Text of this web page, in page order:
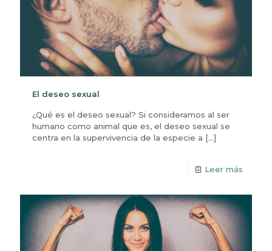
El deseo sexual
¿Qué es el deseo sexual? Si consideramos al ser
humano como animal que es, el deseo sexual se
centra en la supervivencia de la especie a […]
Leer más